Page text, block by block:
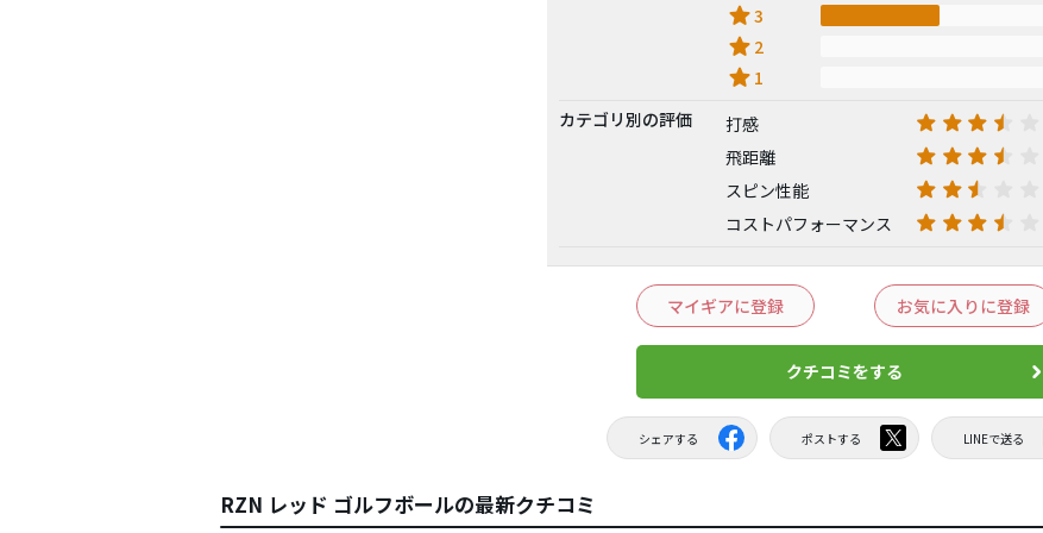
star3
star 2
star 1
カテゴリ別の評価
打感
飛距離
スピン性能
コストパフォーマンス
マイギアに登録 お気に入りに登録
クチコミをする
シェアする ポストする LINEで送る
RZN レッド ゴルフボールの最新クチコミ